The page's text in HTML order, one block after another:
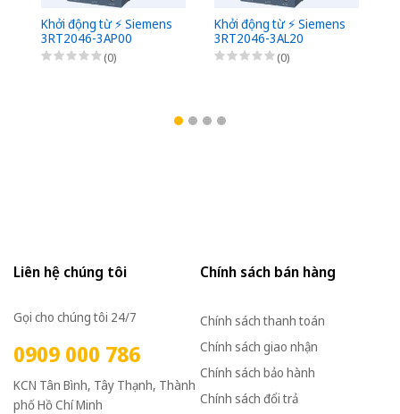
Khởi động từ ⚡️ Siemens
3RT2046-3AP00
(0)
Khởi động từ ⚡️ Siemens
3RT2046-3AL20
(0)
Liên hệ chúng tôi
Gọi cho chúng tôi 24/7
0909 000 786
KCN Tân Bình, Tây Thạnh, Thành
phố Hồ Chí Minh
Chính sách bán hàng
Chính sách thanh toán
Chính sách giao nhận
Chính sách bảo hành
Chính sách đổi trả